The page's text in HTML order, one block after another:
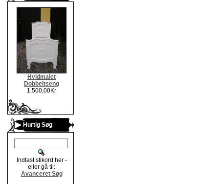
Hvidmalet
Dobbeltseng
1.500,00Kr
Hurtig Søg
Indtast stikord her -
eller gå til:
Avanceret Søg